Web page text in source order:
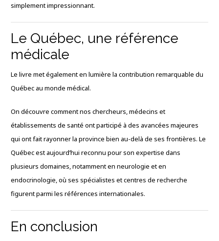
simplement impressionnant.
Le Québec, une référence
médicale
Le livre met également en lumière la contribution remarquable du
Québec au monde médical.
On découvre comment nos chercheurs, médecins et
établissements de santé ont participé à des avancées majeures
qui ont fait rayonner la province bien au-delà de ses frontières. Le
Québec est aujourd’hui reconnu pour son expertise dans
plusieurs domaines, notamment en neurologie et en
endocrinologie, où ses spécialistes et centres de recherche
figurent parmi les références internationales.
En conclusion